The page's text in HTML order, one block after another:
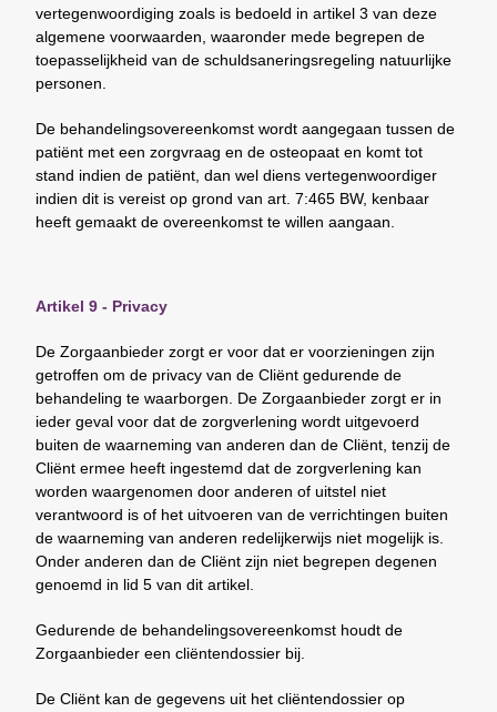
vertegenwoordiging zoals is bedoeld in artikel 3 van deze
algemene voorwaarden, waaronder mede begrepen de
toepasselijkheid van de schuldsaneringsregeling natuurlijke
personen.
De behandelingsovereenkomst wordt aangegaan tussen de
patiënt met een zorgvraag en de osteopaat en komt tot
stand indien de patiënt, dan wel diens vertegenwoordiger
indien dit is vereist op grond van art. 7:465 BW, kenbaar
heeft gemaakt de overeenkomst te willen aangaan.
Artikel 9 - Privacy
De Zorgaanbieder zorgt er voor dat er voorzieningen zijn
getroffen om de privacy van de Cliënt gedurende de
behandeling te waarborgen. De Zorgaanbieder zorgt er in
ieder geval voor dat de zorgverlening wordt uitgevoerd
buiten de waarneming van anderen dan de Cliënt, tenzij de
Cliënt ermee heeft ingestemd dat de zorgverlening kan
worden waargenomen door anderen of uitstel niet
verantwoord is of het uitvoeren van de verrichtingen buiten
de waarneming van anderen redelijkerwijs niet mogelijk is.
Onder anderen dan de Cliënt zijn niet begrepen degenen
genoemd in lid 5 van dit artikel.
Gedurende de behandelingsovereenkomst houdt de
Zorgaanbieder een cliëntendossier bij.
De Cliënt kan de gegevens uit het cliëntendossier op